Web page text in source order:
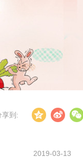
享到:
2019-03-13